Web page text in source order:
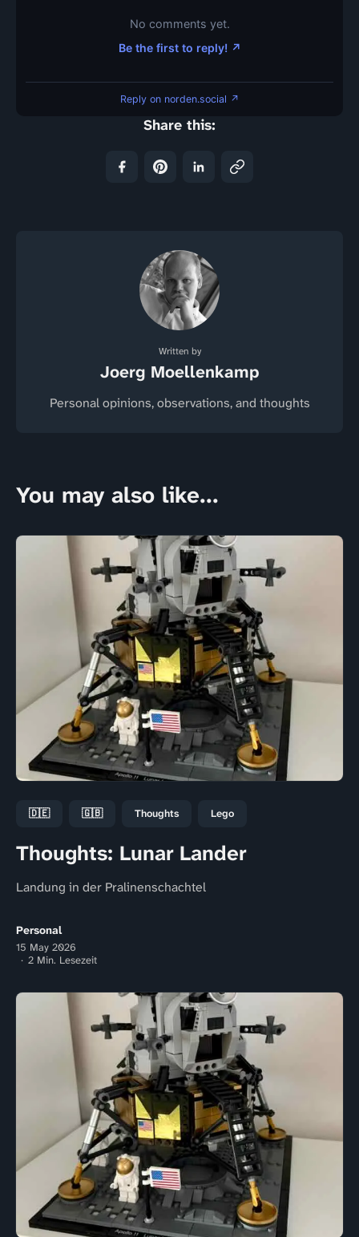
No comments yet.
Be the first to reply! ↗
Reply on norden.social ↗
Share this:
Written by
Joerg Moellenkamp
Personal opinions, observations, and thoughts
You may also like...
🇩🇪 🇬🇧 Thoughts Lego
Thoughts: Lunar Lander
Landung in der Pralinenschachtel
Personal
15 May 2026
2 Min. Lesezeit